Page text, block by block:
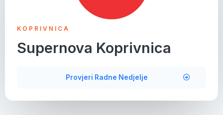
KOPRIVNICA
Supernova Koprivnica
Provjeri Radne Nedjelje